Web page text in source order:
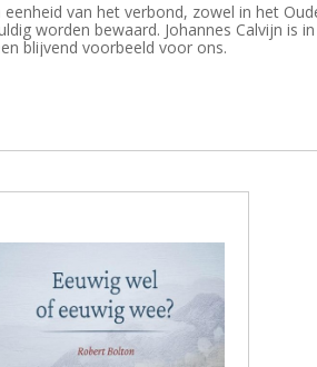
van het verbond, zowel in het
worden bewaard. Johannes Calvijn is
blijvend voorbeeld voor ons.